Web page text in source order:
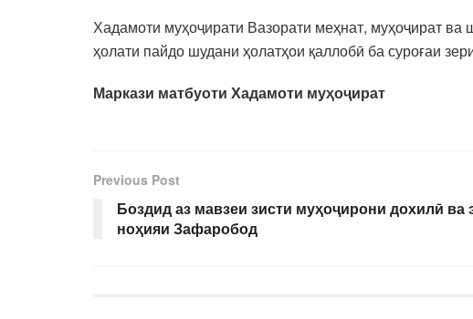
Хадамоти муҳоҷирати Вазорати меҳнат, муҳоҷират
ҳолати пайдо шудани ҳолатҳои қаллобӣ ба суроғаи
Маркази матбуоти Хадамоти муҳоҷират
Previous Post
Боздид аз мавзеи зисти муҳоҷирони дохилӣ ва
ноҳияи Зафаробод